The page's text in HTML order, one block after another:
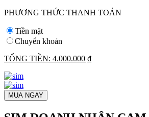
PHƯƠNG THỨC THANH TOÁN
Tiền mặt
Chuyển khoản
TỔNG TIỀN: 4.000.000 ₫
MUA NGAY